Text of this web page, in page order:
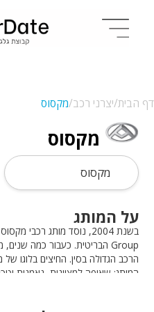
דף הבית/יצרני רכב/מקסוס
מקסוס
מקסוס
על המותג
הרכב הגדולה בסין. החיצים בלוגו
המותג: שאיפה למצוינות, נאמנות